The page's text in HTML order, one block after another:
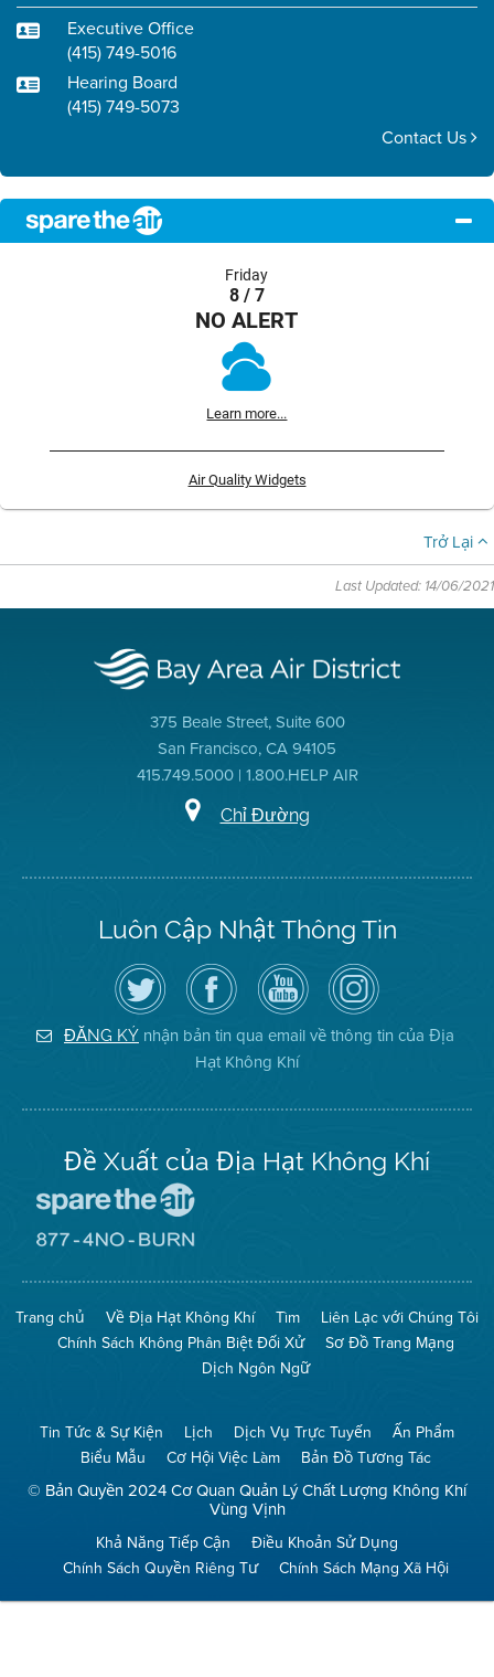
Executive Office
(415) 749-5016
Hearing Board
(415) 749-5073
Contact Us
Friday
8 / 7
NO ALERT
Learn more...
Air Quality Widgets
Trở Lại
Last Updated: 14/06/2021
375 Beale Street, Suite 600
San Francisco, CA 94105
415.749.5000 | 1.800.HELP AIR
Chỉ Đường
Luôn Cập Nhật Thông Tin
Hãy
theo
dõi
Địa
Hạt
Không
Truy
cập
Trang
Facebook
của
Địa
Hạt
Kênh
YouTube
của
Địa
Hạt
Không
Khí
Air
District
on
Instagram
ĐĂNG KÝ nhận bản tin qua email về thông tin của Địa
Hạt Không Khí
Đề Xuất của Địa Hạt Không Khí
The
(Bảo
Toàn
Không
Khí)
Mạng
No
Burn
(Không
Đốt)
Trang chủ Về Địa Hạt Không Khí Tìm
Liên Lạc với Chúng Tôi
Chính Sách Không Phân Biệt Đối Xử
Sơ Đồ Trang Mạng
Dịch Ngôn Ngữ
Tin Tức & Sự Kiện Lịch Dịch Vụ Trực Tuyến
Ấn Phẩm
Biểu Mẫu
Cơ Hội Việc Làm Bản Đồ Tương Tác
© Bản Quyền 2024 Cơ Quan Quản Lý Chất Lượng Không Khí
Vùng Vịnh
Khả Năng Tiếp Cận
Điều Khoản Sử Dụng
Chính Sách Quyền Riêng Tư
Chính Sách Mạng Xã Hội